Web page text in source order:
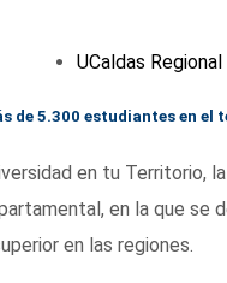
UCaldas Regional
de 5.300 estudiantes en el
en tu Territorio,
en la que se
en las regiones.